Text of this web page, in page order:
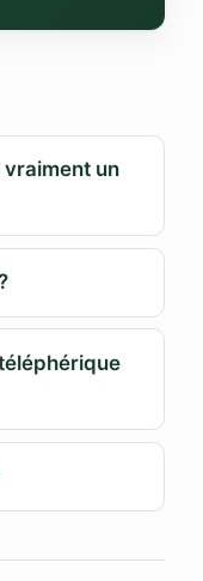
un